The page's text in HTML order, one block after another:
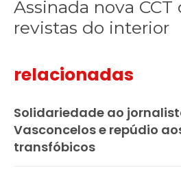
Assinada nova CCT
revistas do interior
relacionadas
Solidariedade ao
Vasconcelos e repúdio
transfóbicos